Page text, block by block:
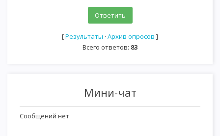
[Результаты · Архив опросов ]
Всего ответов: 83
Мини-чат